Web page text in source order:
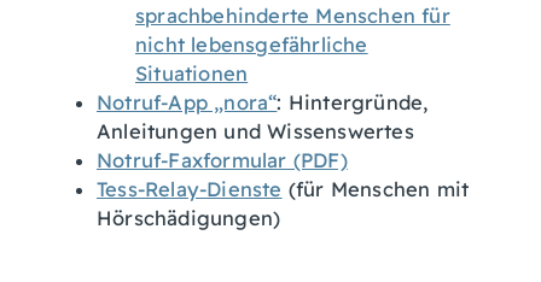
sprachbehinderte Menschen für
nicht lebensgefährliche
Situationen
Notruf-App „nora“: Hintergründe,
Anleitungen und Wissenswertes
Notruf-Faxformular (PDF)
Tess-Relay-Dienste (für Menschen mit
Hörschädigungen)